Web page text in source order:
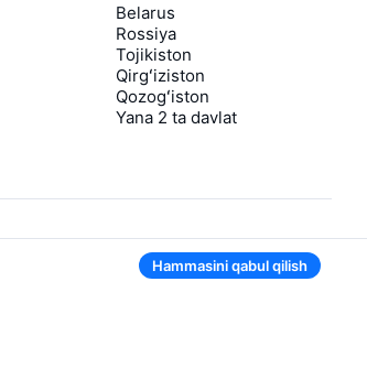
Belarus
Rossiya
Tojikiston
Qirgʻiziston
Qozogʻiston
Yana 2 ta davlat
Hammasini qabul qilish